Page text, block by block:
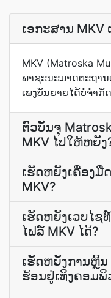
ເອກະສານ MKV
MKV (Matroska
ພາຊະນະມາດຕະຖາ
ເພງບັນຍາຍໄດ້ບໍ່ຈຳກັ
ຕົວບັນຈຸ
MKV ໄປໃຫ້ຫຍັງ
ເຮັດ​ຫຍັງ​ເຄື່ອງມື​
MKV?
ເຮັດ​ຫຍັງ​ເວບ​ໄຊ​
ໄຟລ໌ MKV ໄດ້?
ເຮັດ​ຫຍັງ​ການ​ຫຼິ້ນ
ຮ້ອນ​ຢູ່​ເທິງ​ຄອມພິ